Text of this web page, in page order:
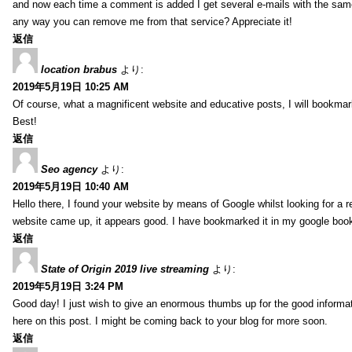
and now each time a comment is added I get several e-mails with the
any way you can remove me from that service? Appreciate it!
返信
location brabus より:
2019年5月19日 10:25 AM
Of course, what a magnificent website and educative posts, I will
Best!
返信
Seo agency より:
2019年5月19日 10:40 AM
Hello there, I found your website by means of Google whilst looking for a
website came up, it appears good. I have bookmarked it in my google
返信
State of Origin 2019 live streaming より:
2019年5月19日 3:24 PM
Good day! I just wish to give an enormous thumbs up for the good
here on this post. I might be coming back to your blog for more soon.
返信